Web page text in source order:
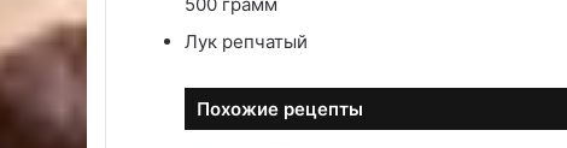
Лук репчатый
Похожие рецепты